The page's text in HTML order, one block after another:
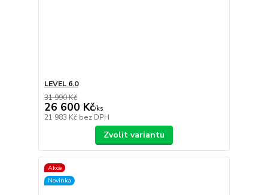
LEVEL 6.0
31 990 Kč
26 600 Kč/ks
21 983 Kč bez DPH
Zvolit variantu
Akce
Novinka